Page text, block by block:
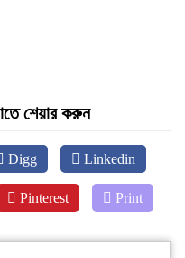
শেয়ার করুন
Digg Linkedin
Pinterest Print